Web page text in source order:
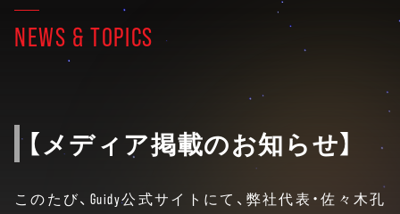
NEWS & TOPICS
【メディア掲載のお知らせ】
このたび、Guidy公式サイトにて、弊社代表・佐々木孔